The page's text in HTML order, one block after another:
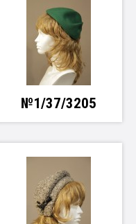
№1/37/3205